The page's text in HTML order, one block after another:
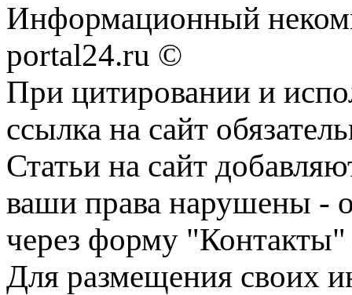
Информационный
portal24.ru ©
При цитировании и
ссылка на сайт
Статьи на сайт
ваши права нарушены -
через форму "Контакты"
Для размещения своих